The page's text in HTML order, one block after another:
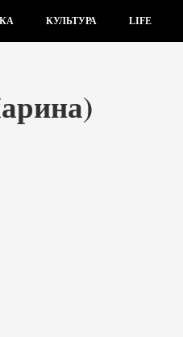
КУЛЬТУРА LIFE